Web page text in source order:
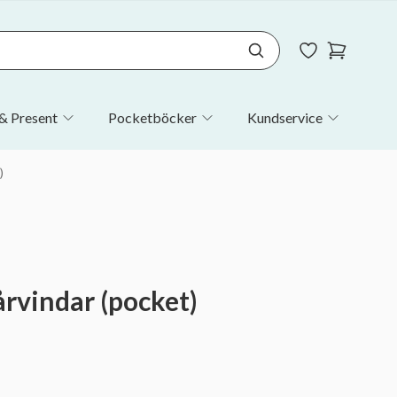
Present Pocketböcker Kundservice
(pocket)